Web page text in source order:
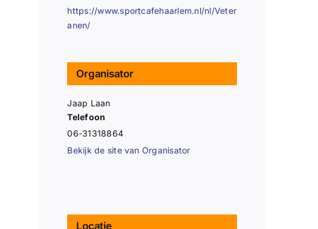
https://www.sportcafehaarlem.nl/nl/Veter
anen/
Organisator
Jaap Laan
Telefoon
06-31318864
Bekijk de site van Organisator
Locatie